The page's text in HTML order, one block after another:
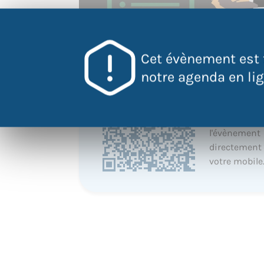
Cet évènement
notre agenda en
l'évènement
directement
votre mobile.